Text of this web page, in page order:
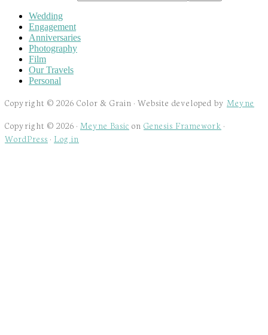
Wedding
Engagement
Anniversaries
Photography
Film
Our Travels
Personal
Copyright © 2026 Color & Grain · Website developed by Meyne
Copyright © 2026 · Meyne Basic on Genesis Framework ·
WordPress · Log in